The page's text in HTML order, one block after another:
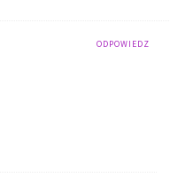
ODPOWIEDZ